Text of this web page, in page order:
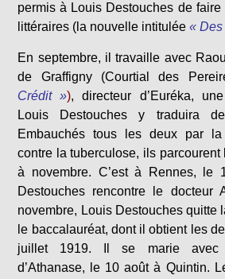
permis à Louis Destouches de
littéraires (la nouvelle intitulée «
En septembre, il travaille avec
de Graffigny (Courtial des
Crédit »), directeur d’Euréka,
Louis Destouches y traduira
Embauchés tous les deux par la
contre la tuberculose, ils parcourent
à novembre. C’est à Rennes, le
Destouches rencontre le docteur
novembre, Louis Destouches quitte
le baccalauréat, dont il obtient les
juillet 1919. Il se marie avec
d’Athanase, le 10 août à Quintin.